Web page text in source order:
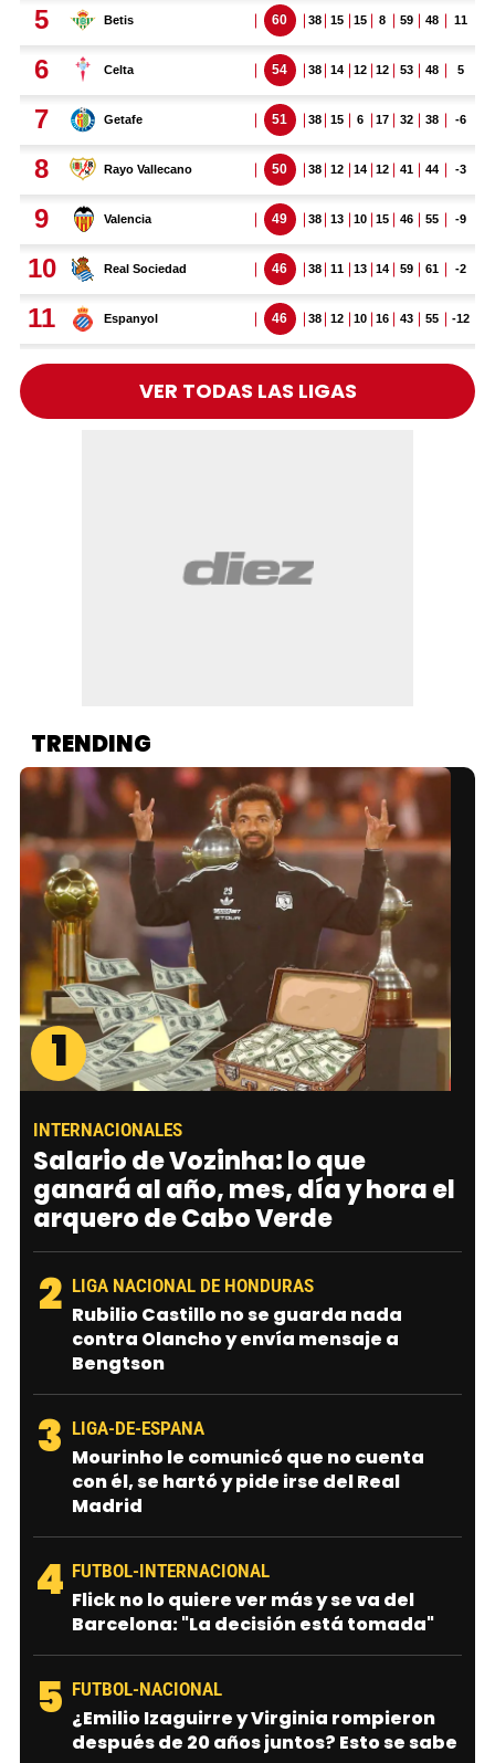
VER TODAS LAS LIGAS
TRENDING
1
INTERNACIONALES
Salario de Vozinha: lo que
ganará al año, mes, día y hora el
arquero de Cabo Verde
2 LIGA NACIONAL DE HONDURAS
Rubilio Castillo no se guarda nada
contra Olancho y envía mensaje a
Bengtson
3 LIGA-DE-ESPANA
Mourinho le comunicó que no cuenta
con él, se hartó y pide irse del Real
Madrid
4 FUTBOL-INTERNACIONAL
Flick no lo quiere ver más y se va del
Barcelona: "La decisión está tomada"
5 FUTBOL-NACIONAL
¿Emilio Izaguirre y Virginia rompieron
después de 20 años juntos? Esto se sabe